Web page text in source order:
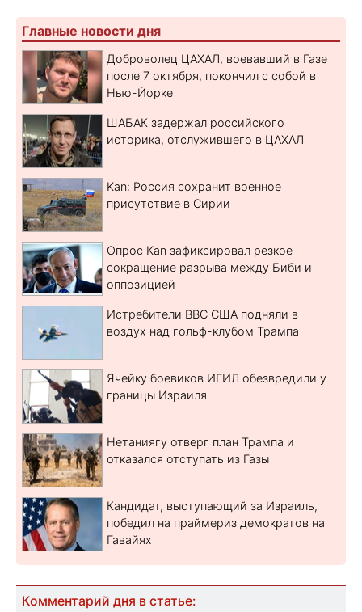
Главные новости дня
Доброволец ЦАХАЛ, воевавший в Газе
после 7 октября, покончил с собой в
Нью-Йорке
ШАБАК задержал российского
историка, отслужившего в ЦАХАЛ
Kan: Россия сохранит военное
присутствие в Сирии
Опрос Kan зафиксировал резкое
сокращение разрыва между Биби и
оппозицией
Истребители ВВС США подняли в
воздух над гольф-клубом Трампа
Ячейку боевиков ИГИЛ обезвредили у
границы Израиля
Нетаниягу отверг план Трампа и
отказался отступать из Газы
Кандидат, выступающий за Израиль,
победил на праймериз демократов на
Гавайях
Комментарий дня в статье: